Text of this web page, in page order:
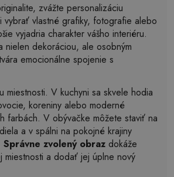
zvážte personalizáciu
vybrať vlastné grafiky, fotografie alebo
vyjadria charakter vášho interiéru.
nielen dekoráciou, ale osobným
emocionálne spojenie s
miestnosti. V kuchyni sa skvele hodia
koreniny alebo moderné
farbách. V obývačke môžete staviť na
a v spálni na pokojné krajiny
Správne zvolený obraz dokáže
miestnosti a dodať jej úplne nový